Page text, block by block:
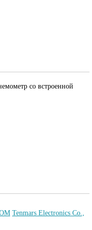
со встроенной
Tenmars Electronics Co.,